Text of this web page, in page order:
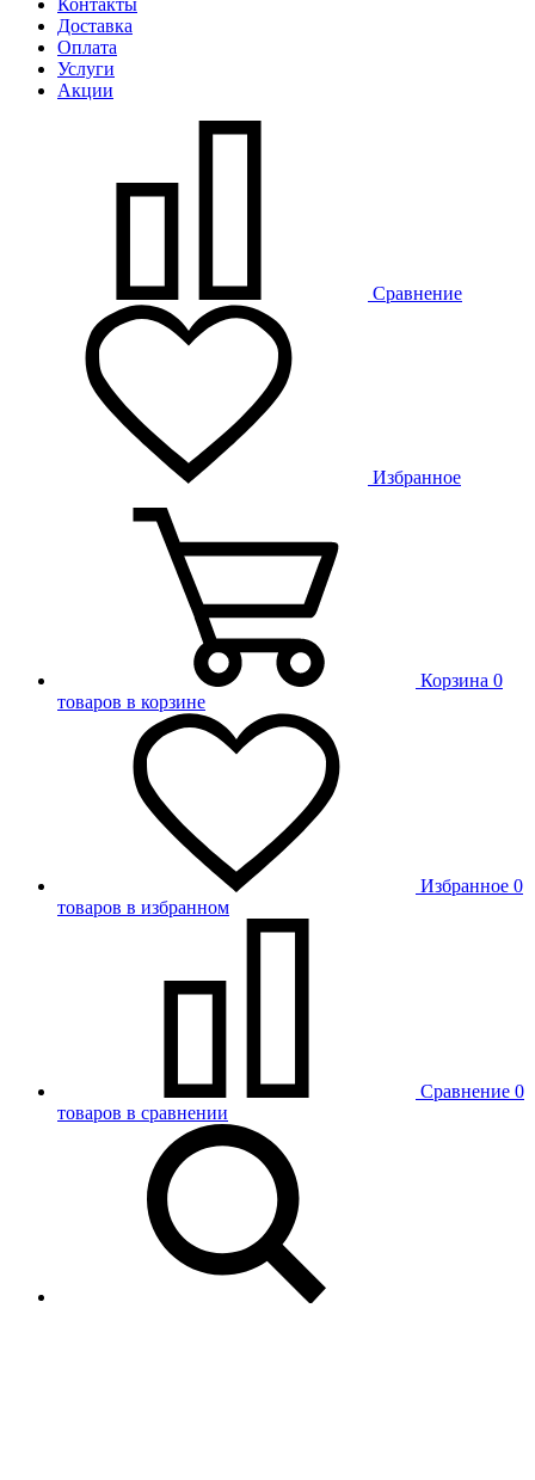
Контакты
Доставка
Оплата
Услуги
Акции
Сравнение
Избранное
Корзина 0
товаров в корзине
Избранное 0
товаров в избранном
Сравнение 0
товаров в сравнении